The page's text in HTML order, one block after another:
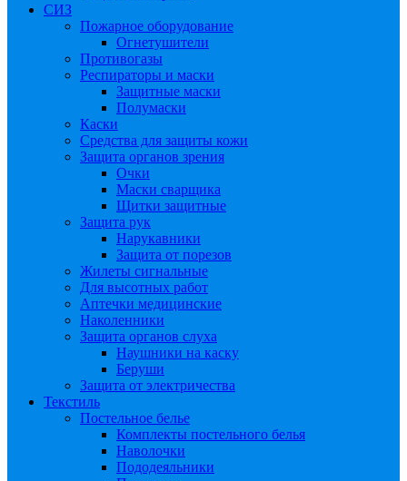
СИЗ
Пожарное оборудование
Огнетушители
Противогазы
Респираторы и маски
Защитные маски
Полумаски
Каски
Средства для защиты кожи
Защита органов зрения
Очки
Маски сварщика
Щитки защитные
Защита рук
Нарукавники
Защита от порезов
Жилеты сигнальные
Для высотных работ
Аптечки медицинские
Наколенники
Защита органов слуха
Наушники на каску
Беруши
Защита от электричества
Текстиль
Постельное белье
Комплекты постельного белья
Наволочки
Пододеяльники